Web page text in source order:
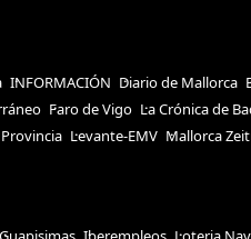
INFORMACIÓN Diario de Mallorca
Faro de Vigo La Crónica de
Levante-EMV Mallorca